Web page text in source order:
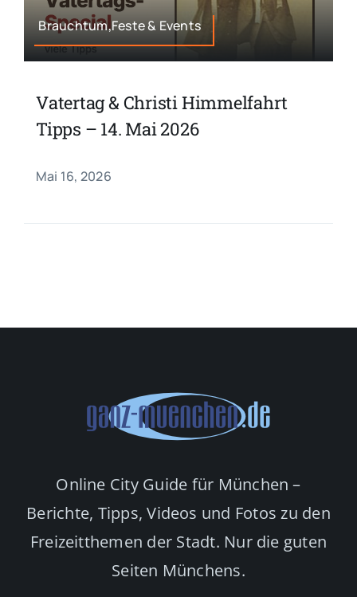
Brauchtum,Feste & Events
Vatertag & Christi Himmelfahrt
Tipps – 14. Mai 2026
Mai 16, 2026
Online City Guide für München –
Berichte, Tipps, Videos und Fotos zu den
Freizeitthemen der Stadt. Nur die guten
Seiten Münchens.